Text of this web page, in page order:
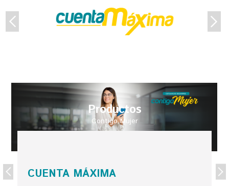
Productos
Contigo Mujer
CUENTA MÁXIMA